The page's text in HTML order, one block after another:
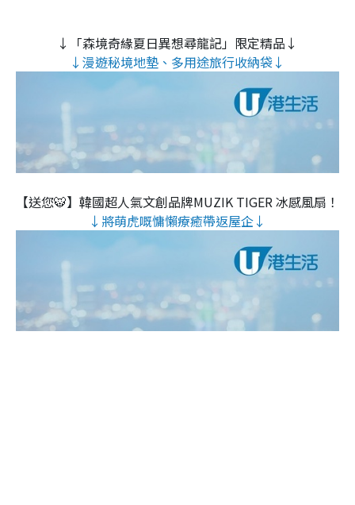
↓「森境奇緣夏日異想尋龍記」限定精品↓
↓漫遊秘境地墊、多用途旅行收納袋↓
【送您🐯】韓國超人氣文創品牌MUZIK TIGER 冰感風扇！
↓將萌虎嘅慵懶療癒帶返屋企↓